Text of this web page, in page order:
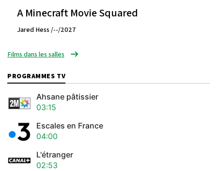
A Minecraft Movie Squared
Jared Hess /--/2027
Films dans les salles
PROGRAMMES TV
Ahsane pâtissier
03:15
Escales en France
04:00
L'étranger
02:53